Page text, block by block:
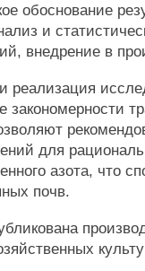
обоснование
и
внедрение в
реализация
закономерности
для
азота, что
почв.